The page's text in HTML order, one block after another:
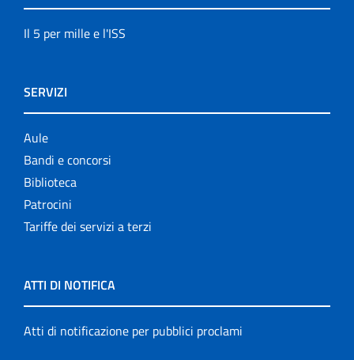
Il 5 per mille e l'ISS
SERVIZI
Aule
Bandi e concorsi
Biblioteca
Patrocini
Tariffe dei servizi a terzi
ATTI DI NOTIFICA
Atti di notificazione per pubblici proclami